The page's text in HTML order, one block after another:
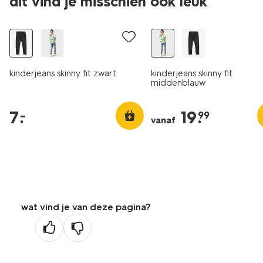
laag geprijsd
kinderjeans skinny fit zwart
7.
–
kinderjeans skinny fit
middenblauw
vanaf 19.
99
wat vind je van deze pagina?